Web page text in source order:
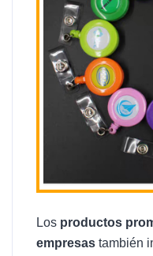
Los productos
empresas también